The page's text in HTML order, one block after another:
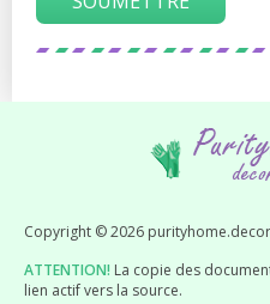
Copyright © 2026
ATTENTION! La copie des
lien actif vers la source.